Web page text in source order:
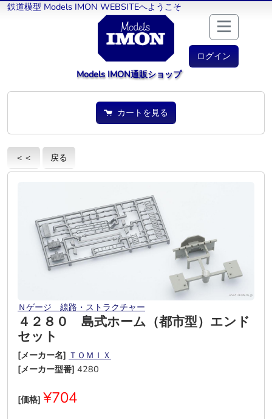
鉄道模型 Models IMON WEBSITEへようこそ
ログイン
Models IMON通販ショップ
カートを見る
＜＜ 戻る
Ｎゲージ＿線路・ストラクチャー
４２８０ 島式ホーム（都市型）エンド
セット
[メーカー名] ＴＯＭＩＸ
[メーカー型番] 4280
[価格] ¥704